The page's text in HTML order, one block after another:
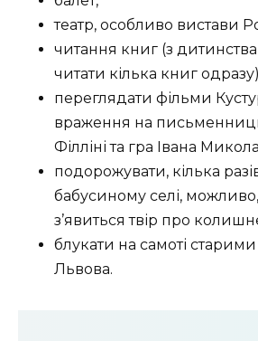
театр, особливо вистави
читання книг (з
читати кілька книг
переглядати фільми
враження на
Філліні та гра Івана
подорожувати, кілька
бабусиному селі,
з’явиться твір про
блукати на самоті
Львова.